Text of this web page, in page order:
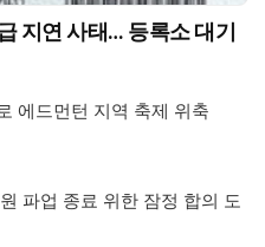
지연 사태… 등록소 대기
에드먼턴 지역 축제 위축
파업 종료 위한 잠정 합의 도